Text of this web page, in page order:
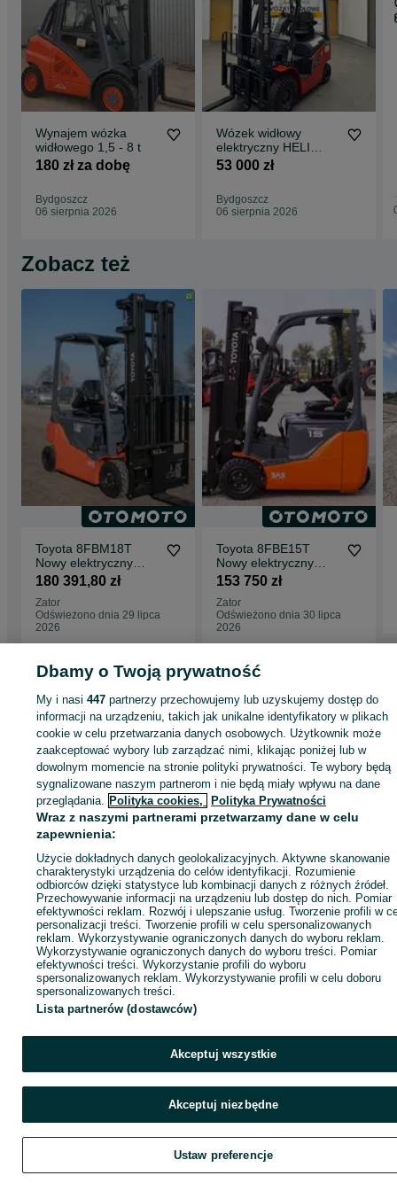
Wynajem wózka
widłowego 1,5 - 8 t
180 zł za dobę
Bydgoszcz
06 sierpnia 2026
Wózek widłowy
elektryczny HELI
CPD15 GB2LI-S
53 000 zł
Bydgoszcz
06 sierpnia 2026
Zobacz też
Toyota 8FBM18T
Nowy elektryczny
wózek widłowy Toyota
8FBM18T-2025
180 391,80 zł
Zator
Odświeżono dnia 29 lipca
2026
Toyota 8FBE15T
Nowy elektryczny
wózek widłowy Toyota
153 750 zł
Zator
Odświeżono dnia 30 lipca
2026
Kujawsko-pomorskie
Wózki widłowe - Bydgoszcz
KATEGORIA
1083094537 Wyświetlenia:
Zadzwoń / SMS
Dbamy o Twoją prywatność
My i nasi447 partnerzy przechowujemy lub uzyskujemy dostęp do
informacji na urządzeniu, takich jak unikalne identyfikatory w plikach
cookie w celu przetwarzania danych osobowych. Użytkownik może
zaakceptować wybory lub zarządzać nimi, klikając poniżej lub w
dowolnym momencie na stronie polityki prywatności. Te wybory będą
sygnalizowane naszym partnerom i nie będą miały wpływu na dane
przeglądania. Polityka cookies, Polityka Prywatności
Wraz z naszymi partnerami przetwarzamy dane w celu
zapewnienia:
Użycie dokładnych danych geolokalizacyjnych. Aktywne skanowanie
charakterystyki urządzenia do celów identyfikacji. Rozumienie
odbiorców dzięki statystyce lub kombinacji danych z różnych źródeł.
Przechowywanie informacji na urządzeniu lub dostęp do nich. Pomiar
efektywności reklam. Rozwój i ulepszanie usług. Tworzenie profili w
personalizacji treści. Tworzenie profili w celu spersonalizowanych
reklam. Wykorzystywanie ograniczonych danych do wyboru reklam.
Wykorzystywanie ograniczonych danych do wyboru treści. Pomiar
efektywności treści. Wykorzystanie profili do wyboru
spersonalizowanych reklam. Wykorzystywanie profili w celu doboru
spersonalizowanych treści.
Lista partnerów (dostawców)
Akceptuj wszystkie
Akceptuj niezbędne
Ustaw preferencje